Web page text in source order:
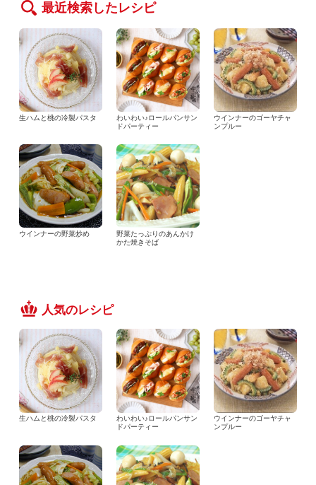
最近検索したレシピ
生ハムと桃の冷製パスタ
わいわい♪ロールパンサン
ドパーティー
ウインナーのゴーヤチャ
ンプルー
ウインナーの野菜炒め
野菜たっぷりのあんかけ
かた焼きそば
人気のレシピ
生ハムと桃の冷製パスタ
わいわい♪ロールパンサン
ドパーティー
ウインナーのゴーヤチャ
ンプルー